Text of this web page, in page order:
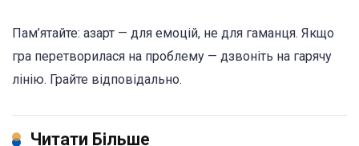
Пам’ятайте: азарт — для емоцій, не для гаманця. Якщо
гра перетворилася на проблему — дзвоніть на гарячу
лінію. Грайте відповідально.
Читати Більше